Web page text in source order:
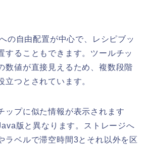
の自由配置が中心で、レシピブッ
することもできます。ツールチッ
数値が直接見えるため、複数段階
立つとされています。
ップに似た情報が表示されます
版と異なります。ストレージへ
ラベルで滞空時間3とそれ以外を区